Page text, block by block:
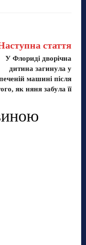
стаття
У Флориді дворічна
дитина загинула у
машині після
як няня забула її